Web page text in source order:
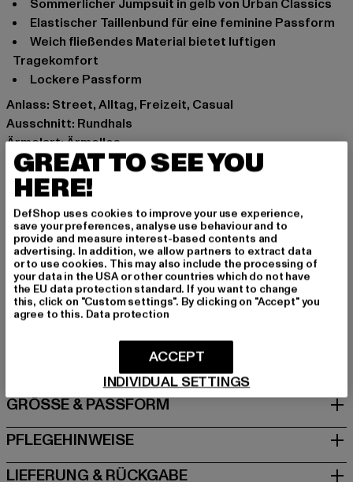
Sommerlicher Jumpsuit in gelb von Urban Classics
Elastischer Taillenbund für eine feminine Passform
Weich fließendes Material bietet luftigen
Tragekomfort
Lockere Passform
Anlass: Street, Alltag, Freizeit, Casual
Ausschnitt: Rundhals
Ärmelart: Ärmellos
Schnitt: Normal
Marke: Urban Classics
Kat.: Jumpsuits
Farbe: violet
Hersteller Farbe: lilac
Materialzusammensetzung: 77% Modal, 23% Polyester
Art.Nr: TB4358-00145
Hersteller: TB International GmbH |
info@tbint.de
GRÖSSE & PASSFORM
PFLEGEHINWEISE
LIEFERUNG & RÜCKGABE
GREAT TO SEE YOU
HERE!
DefShop uses cookies to improve your use experience,
save your preferences, analyse use behaviour and to
provide and measure interest-based contents and
advertising. In addition, we allow partners to extract data
or to use cookies. This may also include the processing of
your data in the USA or other countries which do not have
the EU data protection standard. If you want to change
this, click on "Custom settings". By clicking on "Accept" you
agree to this. Data protection
INDIVIDUAL SETTINGS
ACCEPT